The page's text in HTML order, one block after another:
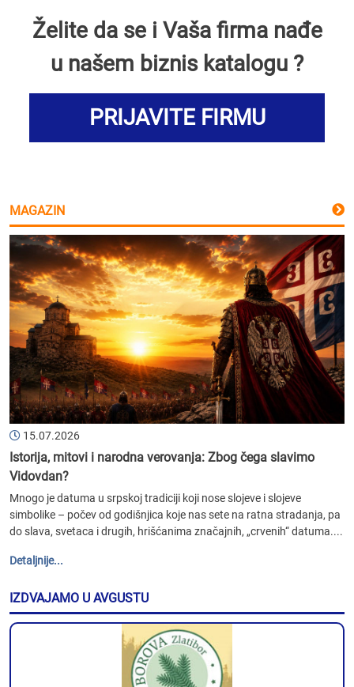
Želite da se i Vaša firma nađe
u našem biznis katalogu ?
PRIJAVITE FIRMU
MAGAZIN
15.07.2026
Istorija, mitovi i narodna verovanja: Zbog čega slavimo
Vidovdan?
Mnogo je datuma u srpskoj tradiciji koji nose slojeve i slojeve
simbolike – počev od godišnjica koje nas sete na ratna stradanja, pa
do slava, svetaca i drugih, hrišćanima značajnih, „crvenih“ datuma....
Detaljnije...
IZDVAJAMO U AVGUSTU